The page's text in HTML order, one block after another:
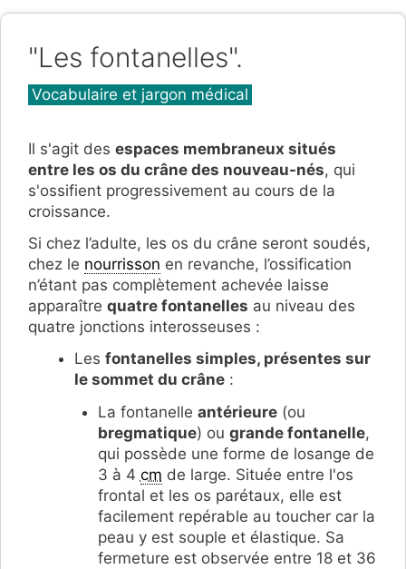
"Les fontanelles".
Catégories
Vocabulaire et jargon médical
Il s'agit des espaces membraneux situés
entre les os du crâne des nouveau-nés, qui
s'ossifient progressivement au cours de la
croissance.
Si chez l’adulte, les os du crâne seront soudés,
chez le nourrisson en revanche, l’ossification
n’étant pas complètement achevée laisse
apparaître quatre fontanelles au niveau des
quatre jonctions interosseuses :
Les fontanelles simples, présentes sur
le sommet du crâne :
La fontanelle antérieure(ou
bregmatique) ou grande fontanelle,
qui possède une forme de losange de
3 à 4 cm de large. Située entre l'os
frontal et les os parétaux, elle est
facilement repérable au toucher car la
peau y est souple et élastique. Sa
fermeture est observée entre 18 et 36